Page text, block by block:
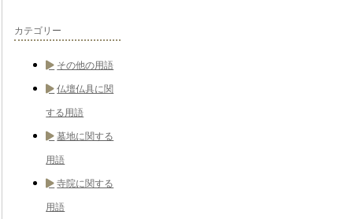
カテゴリー
その他の用語
仏壇仏具に関
する用語
墓地に関する
用語
寺院に関する
用語